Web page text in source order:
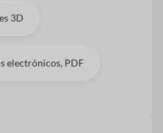
3D
electrónicos, PDF